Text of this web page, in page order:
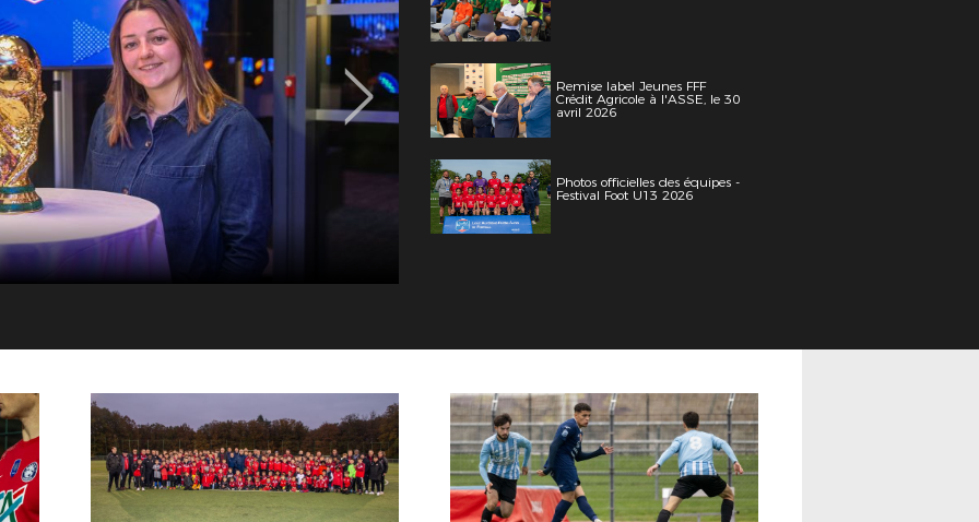
Remise label Jeunes FFF
Crédit Agricole à l'ASSE, le 30
avril 2026
Photos officielles des équipes -
Festival Foot U13 2026